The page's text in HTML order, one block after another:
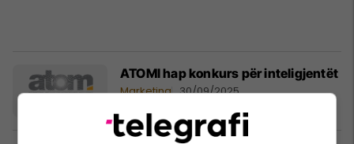
ATOMI hap konkurs për inteligjentët
Marketing 30/09/2025